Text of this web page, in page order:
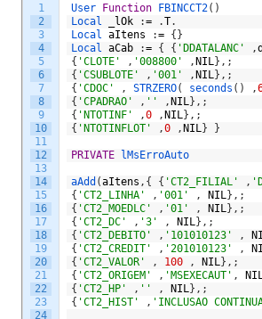
1
2
3
4
5
6
7
8
9
10
11
12
13
14
15
16
17
18
19
20
21
22
23
24
User Function FBINCCT2( )
Local
_lOk := .T.
Local aItens := { }
Local aCab := { { 'DDATALANC' ,
{ 'CLOTE' , '008800' , NIL} , ;
{ 'CSUBLOTE' , '001' , NIL} , ;
{ 'CDOC' , STRZERO( seconds ( ) ,
{ 'CPADRAO' , '' , NIL} , ;
{ 'NTOTINF' ,0 , NIL} , ;
{ 'NTOTINFLOT' ,0 , NIL} }
PRIVATE lMsErroAuto
aAdd (aItens , { { 'CT2_FILIAL' ,
{ 'CT2_LINHA' , '001' , NIL} , ;
{ 'CT2_MOEDLC' , '01' , NIL} , ;
{ 'CT2_DC' , '3' , NIL} , ;
{ 'CT2_DEBITO' , '101010123' ,
{ 'CT2_CREDIT' , '201010123' ,
{ 'CT2_VALOR' , 100 , NIL} , ;
{ 'CT2_ORIGEM' , 'MSEXECAUT' ,
{ 'CT2_HP' , '' , NIL} , ;
{ 'CT2_HIST' , 'INCLUSAO